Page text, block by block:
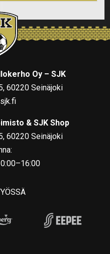
Oy – SJK
60220 Seinäjoki
& SJK Shop
60220 Seinäjoki